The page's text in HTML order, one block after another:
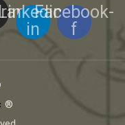
Facebook-
f
in
®